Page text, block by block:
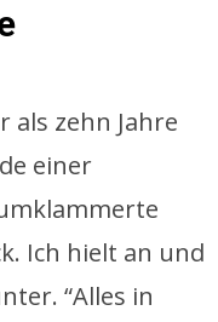
als zehn Jahre
einer
Ich hielt an und
“Alles in